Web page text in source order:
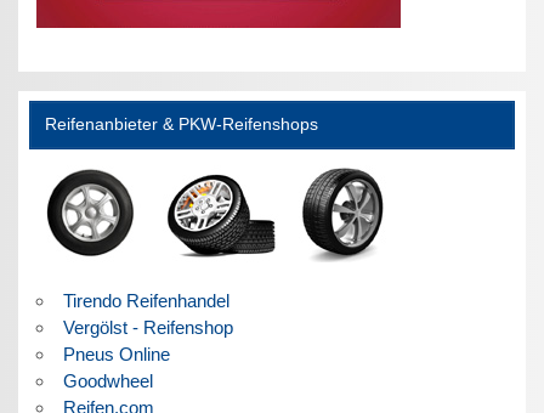
Reifenanbieter & PKW-Reifenshops
Tirendo Reifenhandel
Vergölst - Reifenshop
Pneus Online
Goodwheel
Reifen.com